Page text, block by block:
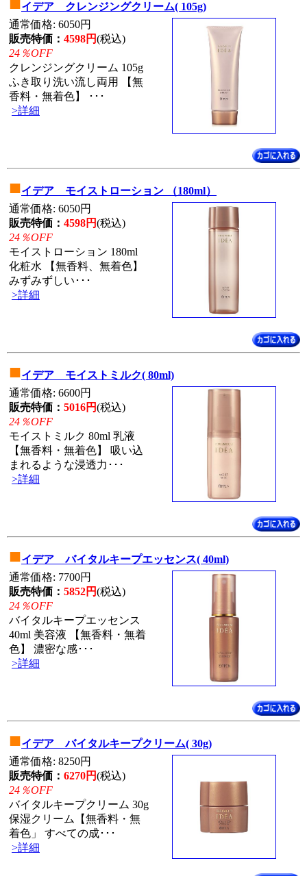
イデア クレンジングクリーム( 105g)
通常価格: 6050円
販売特価： 4598円(税込)
24％OFF
クレンジングクリーム 105g
ふき取り洗い流し両用 【無
香料・無着色】 ･･･
>詳細
■イデア モイストローション （180ml）
通常価格: 6050円
販売特価： 4598円(税込)
24％OFF
モイストローション 180ml
化粧水 【無香料、無着色】
みずみずしい･･･
>詳細
■イデア モイストミルク( 80ml)
通常価格: 6600円
販売特価： 5016円(税込)
24％OFF
モイストミルク 80ml 乳液
【無香料・無着色】 吸い込
まれるような浸透力･･･
>詳細
■イデア バイタルキープエッセンス( 40ml)
通常価格: 7700円
販売特価： 5852円(税込)
24％OFF
バイタルキープエッセンス
40ml 美容液 【無香料・無着
色】 濃密な感･･･
>詳細
■イデア バイタルキープクリーム( 30g)
通常価格: 8250円
販売特価： 6270円(税込)
24％OFF
バイタルキープクリーム 30g
保湿クリーム【無香料・無
着色」 すべての成･･･
>詳細